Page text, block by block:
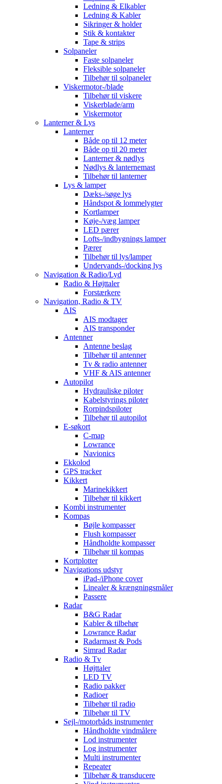
Ledning & Elkabler
Ledning & Kabler
Sikringer & holder
Stik & kontakter
Tape & strips
Solpaneler
Faste solpaneler
Fleksible solpaneler
Tilbehør til solpaneler
Viskermotor-/blade
Tilbehør til viskere
Viskerblade/arm
Viskermotor
Lanterner & Lys
Lanterner
Både op til 12 meter
Både op til 20 meter
Lanterner & nødlys
Nødlys & lanternemast
Tilbehør til lanterner
Lys & lamper
Dæks-/søge lys
Håndspot & lommelygter
Kortlamper
Køje-/væg lamper
LED pærer
Lofts-/indbygnings lamper
Pærer
Tilbehør til lys/lamper
Undervands-/docking lys
Navigation & Radio/Lyd
Radio & Højttaler
Forstærkere
Navigation, Radio & TV
AIS
AIS modtager
AIS transponder
Antenner
Antenne beslag
Tilbehør til antenner
Tv & radio antenner
VHF & AIS antenner
Autopilot
Hydrauliske piloter
Kabelstyrings piloter
Rorpindspiloter
Tilbehør til autopilot
E-søkort
C-map
Lowrance
Navionics
Ekkolod
GPS tracker
Kikkert
Marinekikkert
Tilbehør til kikkert
Kombi instrumenter
Kompas
Bøjle kompasser
Flush kompasser
Håndholdte kompasser
Tilbehør til kompas
Kortplotter
Navigations udstyr
iPad-/iPhone cover
Linealer & krængningsmåler
Passere
Radar
B&G Radar
Kabler & tilbehør
Lowrance Radar
Radarmast & Pods
Simrad Radar
Radio & Tv
Højttaler
LED TV
Radio pakker
Radioer
Tilbehør til radio
Tilbehør til TV
Sejl-/motorbåds instrumenter
Håndholdte vindmålere
Lod instrumenter
Log instrumenter
Multi instrumenter
Repeater
Tilbehør & transducere